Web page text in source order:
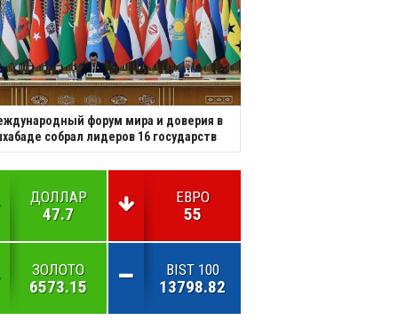
форум мира и доверия в
собрал лидеров 16 государств
ДОЛЛАР
47.7
ЕВРО
55
ЗОЛОТО
6573.15
BIST 100
13798.82